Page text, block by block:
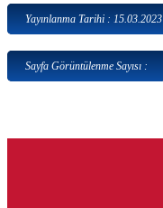
Yayınlanma Tarihi : 15.03.2023
Sayfa Görüntülenme Sayısı :